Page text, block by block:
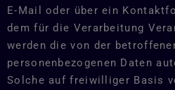
E-Mail oder über ein
dem für die Verarbeitung
werden die von der
personenbezogenen Daten
Solche auf freiwilliger Basis